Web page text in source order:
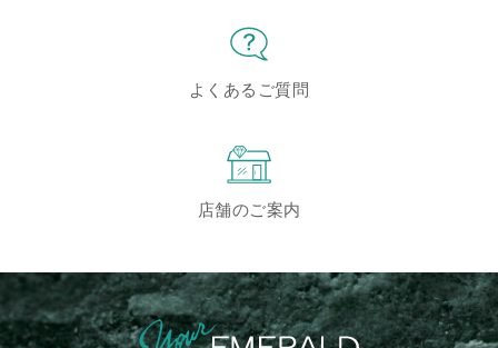
よくあるご質問
店舗のご案内